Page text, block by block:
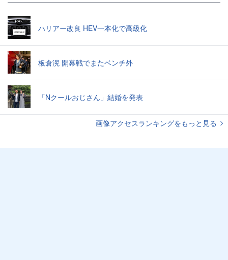
ハリアー改良 HEV一本化で高級化
板倉滉 開幕戦でまたベンチ外
「Nクールおじさん」結婚を発表
画像アクセスランキングをもっと見る